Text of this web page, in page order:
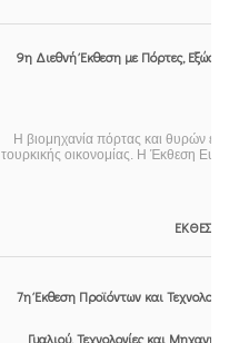
9η Διεθνή Έκθεση με Πόρτες,
Η βιομηχανία πόρτας και θυρών
τουρκικής οικονομίας. Η Έκθεση
ΕΚΘΕΣΗ
7η Έκθεση Προϊόντων και Τεχνολογίες
Γυαλιού, Τεχνολογίες και